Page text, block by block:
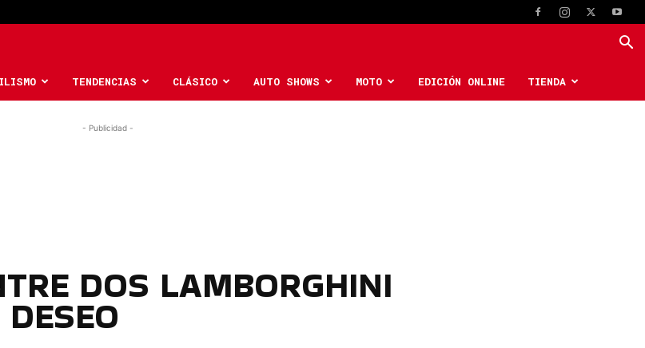
TENDENCIAS CLÁSICO AUTO SHOWS MOTO EDICIÓN ONLINE TIENDA
- Publicidad -
DOS LAMBORGHINI